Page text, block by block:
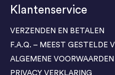
Klantenservice
VERZENDEN EN BETALEN
F.A.Q. – MEEST GESTELDE
ALGEMENE VOORWAARDEN
PRIVACY VERKLARING